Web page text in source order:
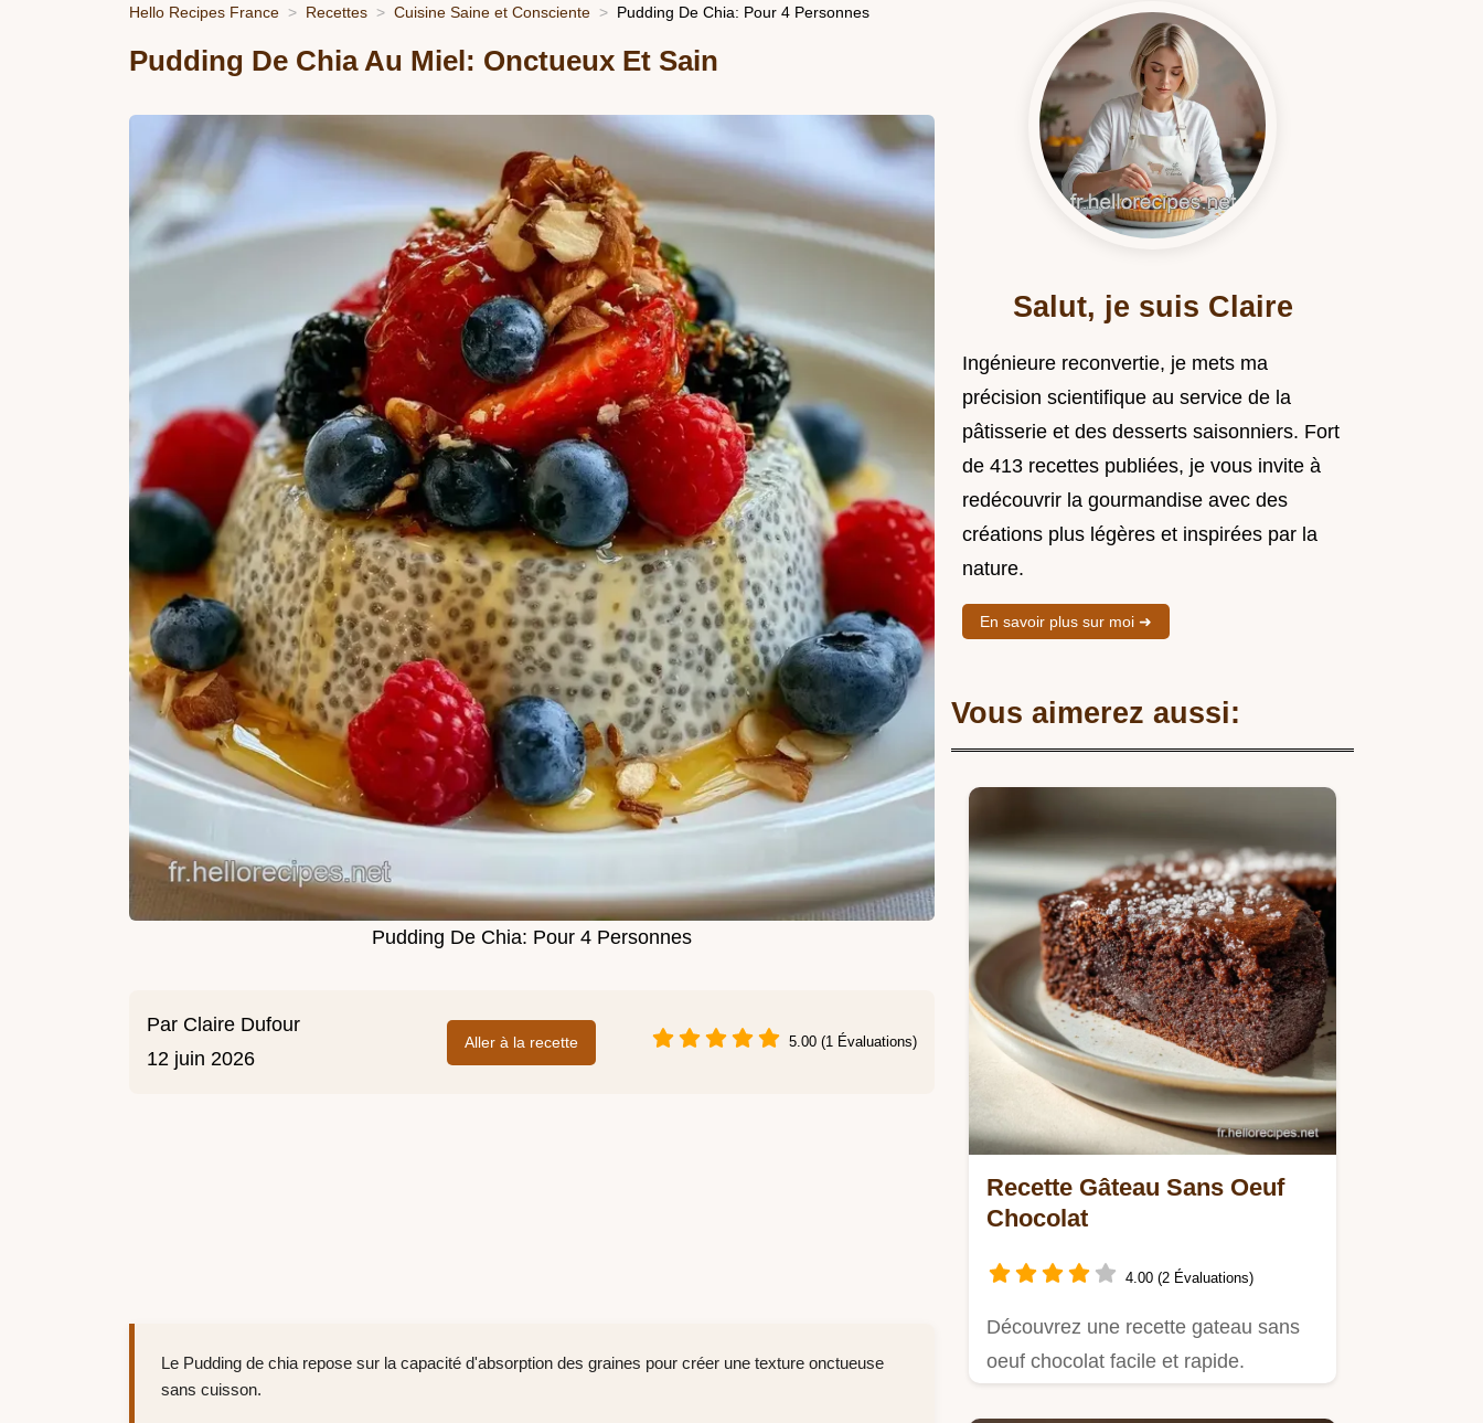
Hello Recipes France Recettes Cuisine Saine et Consciente Pudding De Chia: Pour 4 Personnes
Pudding De Chia Au Miel: Onctueux Et Sain
Pudding De Chia: Pour 4 Personnes
Par Claire Dufour
12 juin 2026
Aller à la recette 5.00 (1 Évaluations)
Le Pudding de chia repose sur la capacité d'absorption des graines pour créer une texture onctueuse
sans cuisson.
Salut, je suis Claire
Ingénieure reconvertie, je mets ma
précision scientifique au service de la
pâtisserie et des desserts saisonniers. Fort
de 413 recettes publiées, je vous invite à
redécouvrir la gourmandise avec des
créations plus légères et inspirées par la
nature.
En savoir plus sur moi ➜
Vous aimerez aussi:
Recette Gâteau Sans Oeuf
Chocolat
4.00 (2 Évaluations)
Découvrez une recette gateau sans
oeuf chocolat facile et rapide.